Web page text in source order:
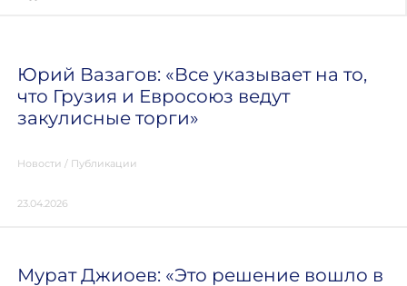
Юрий Вазагов: «Все указывает на то,
что Грузия и Евросоюз ведут
закулисные торги»
Новости / Публикации
23.04.2026
Мурат Джиоев: «Это решение вошло в